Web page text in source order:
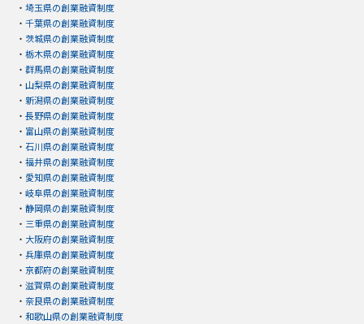
・ 埼玉県の創業融資制度
・ 千葉県の創業融資制度
・ 茨城県の創業融資制度
・ 栃木県の創業融資制度
・ 群馬県の創業融資制度
・ 山梨県の創業融資制度
・ 新潟県の創業融資制度
・ 長野県の創業融資制度
・ 富山県の創業融資制度
・ 石川県の創業融資制度
・ 福井県の創業融資制度
・ 愛知県の創業融資制度
・ 岐阜県の創業融資制度
・ 静岡県の創業融資制度
・ 三重県の創業融資制度
・ 大阪府の創業融資制度
・ 兵庫県の創業融資制度
・ 京都府の創業融資制度
・ 滋賀県の創業融資制度
・ 奈良県の創業融資制度
・ 和歌山県の創業融資制度